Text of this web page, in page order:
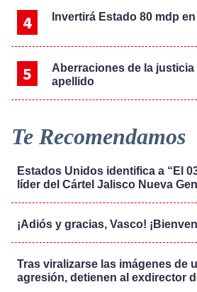
Invertirá Estado 80 mdp
Aberraciones de la
apellido
Te Recomendamos
Estados Unidos identifica a “El
líder del Cártel Jalisco Nueva
¡Adiós y gracias, Vasco!
Tras viralizarse las imágenes de
agresión, detienen al exdirector